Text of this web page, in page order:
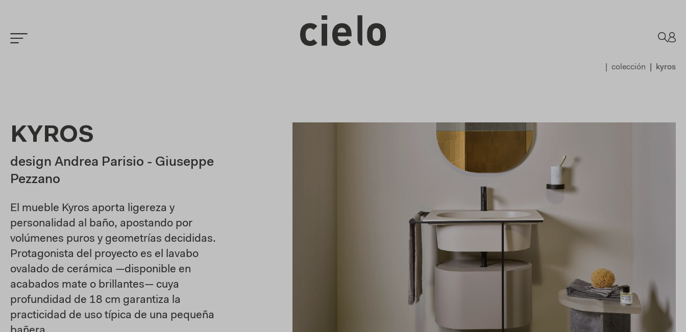
colección kyros
KYROS
design Andrea Parisio - Giuseppe
Pezzano
El mueble Kyros aporta ligereza y
personalidad al baño, apostando por
volúmenes puros y geometrías decididas.
Protagonista del proyecto es el lavabo
ovalado de cerámica —disponible en
acabados mate o brillantes— cuya
profundidad de 18 cm garantiza la
practicidad de uso típica de una pequeña